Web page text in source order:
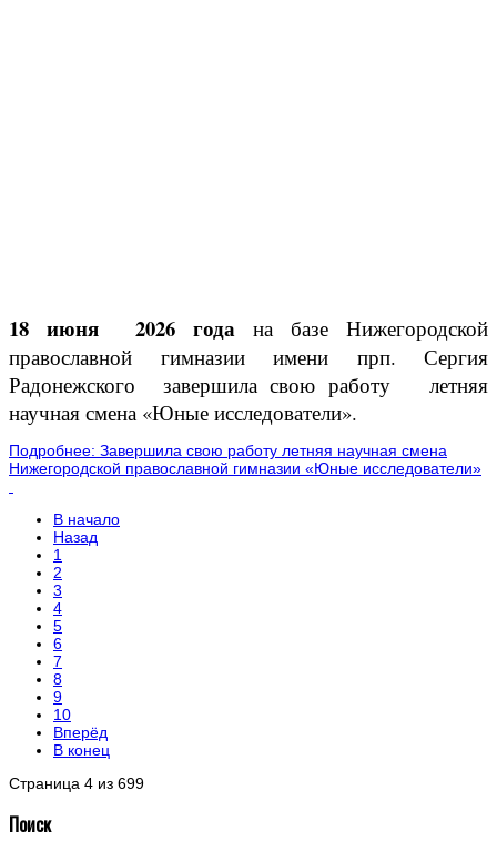
18 июня 2026 года на базе Нижегородской
православной гимназии имени прп. Сергия
Радонежского завершила свою работу летняя
научная смена «Юные исследователи».
Подробнее: Завершила свою работу летняя научная смена
Нижегородской православной гимназии «Юные исследователи»
В начало
Назад
1
2
3
4
5
6
7
8
9
10
Вперёд
В конец
Страница 4 из 699
Поиск